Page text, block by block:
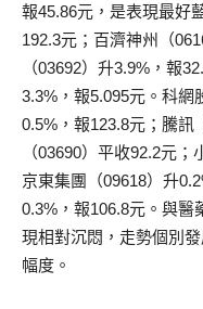
報45.86元，是表現最好
192.3元；百濟神州（
（03692）升3.9%，報
3.3%，報5.095元。科網
0.5%，報123.8元；騰訊
（03690）平收92.2元
京東集團（09618）升
0.3%，報106.8元。與醫
現相對沉悶，走勢個別
幅度。